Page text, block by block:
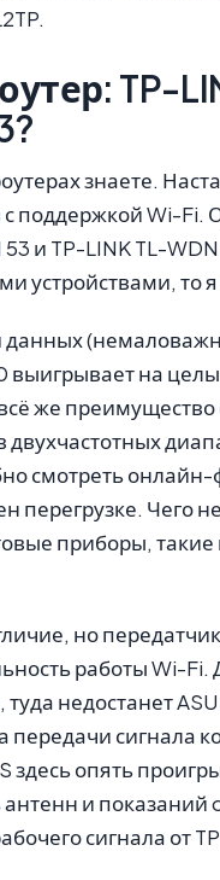
TP-
знаете.
с поддержкой Wi-Fi.
53 и TP-LINK TL-
устройствами, то
данных
выигрывает на
же преимущество
смотреть
перегрузке. Чего
приборы,
но
работы Wi-
недостанет
передачи сигнала
здесь опять
и показаний
сигнала от